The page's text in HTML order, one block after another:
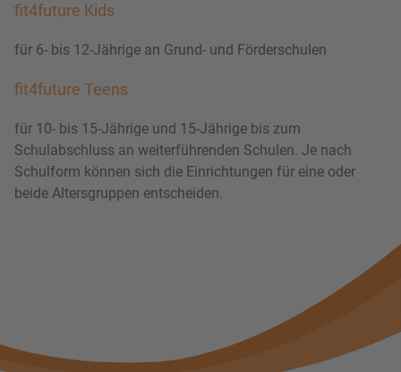
fit4future Kids
für 6- bis 12-Jährige an Grund- und Förderschulen
fit4future Teens
für 10- bis 15-Jährige und 15-Jährige bis zum
Schulabschluss an weiterführenden Schulen. Je nach
Schulform können sich die Einrichtungen für eine oder
beide Altersgruppen entscheiden.